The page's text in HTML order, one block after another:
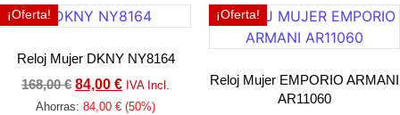
¡Oferta!
Reloj Mujer DKNY NY8164
168,00€ 84,00 € IVA Incl.
Ahorras: 84,00 € (50%)
¡Oferta!
Reloj Mujer EMPORIO ARMANI
AR11060